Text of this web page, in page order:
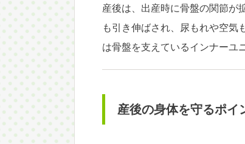
産後は、出産時に骨盤の関節が
も引き伸ばされ、尿もれや空気
は骨盤を支えているインナーユ
産後の身体を守るポイ